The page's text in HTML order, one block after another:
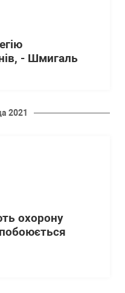
- Шмигаль
2021
охорону